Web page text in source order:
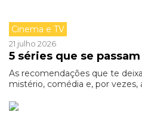
Cinema e TV
21 julho 2026
5 séries que se
As recomendações que te
mistério, comédia e, por vezes,